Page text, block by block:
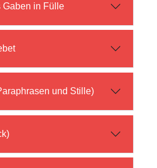
Gaben in Fülle
und Stille)